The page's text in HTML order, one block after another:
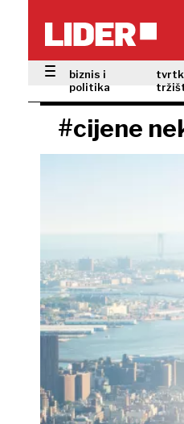
biznis i
politika
#cijene